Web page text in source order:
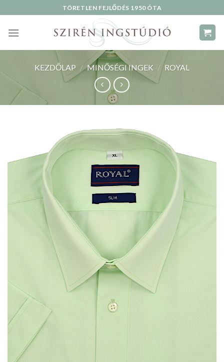
to
content
TÖRETLEN FEJLŐDÉS 1950 ÓTA
KEZDŐLAP / MINŐSÉGI INGEK / ROYAL